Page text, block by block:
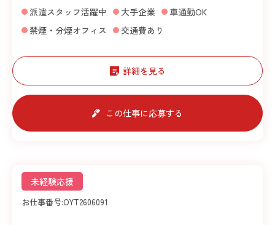
派遣スタッフ活躍中
大手企業
車通勤OK
禁煙・分煙オフィス
交通費あり
詳細を見る
この仕事に応募する
未経験応援
お仕事番号:OYT2606091